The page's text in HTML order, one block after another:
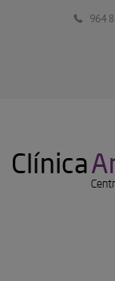
Blog
964